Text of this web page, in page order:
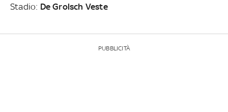
Stadio: De Grolsch Veste
PUBBLICITÀ